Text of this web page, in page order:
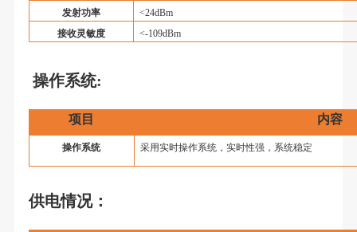
发射功率
<24dBm
接收灵敏度
<-109dBm
操作系统:
项目 内容
操作系统 采用实时操作系统，实时性强，系统稳定
供电情况：